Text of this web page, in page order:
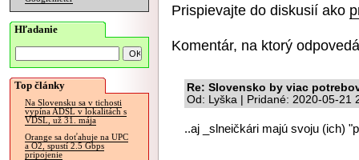
Hľadanie
Top články
Na Slovensku sa v tichosti
vypína ADSL v lokalitách s
VDSL, už 31. mája
Orange sa doťahuje na UPC
a O2, spustí 2.5 Gbps
pripojenie
Prispievajte do diskusií ako
Komentár, na ktorý
Re: Slovensko by viac
Od: Lyška | Pridané: 2020-05-21
..aj _slneičkári majú svoju (ich)